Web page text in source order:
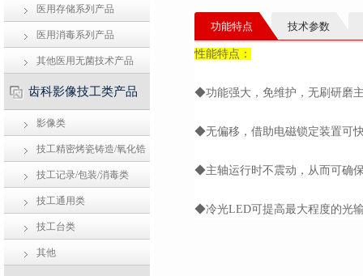
医用存储系列产品
医用消毒系列产品
其他医用无菌技术产品
齿科影像技工类产品
影像类
技工精密烤瓷铸造/氧化锆
技工记录/包装/消毒类
技工通用类
技工台类
其他
功能特点 技术参数
性能特点：
◆功能强大，免维护，无刷研磨
◆无偏移，借助电磁锁定装置可
◆主轴运行时不震动，从而可确
◆冷光LED可提高最大程度的光